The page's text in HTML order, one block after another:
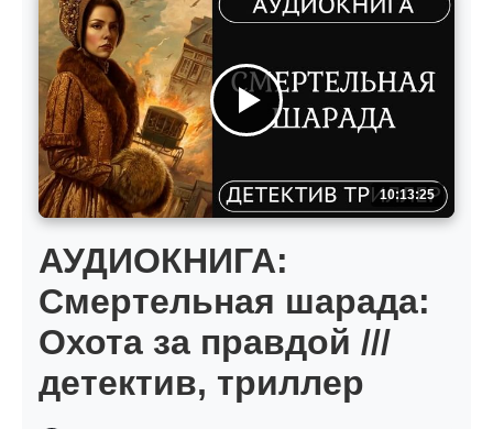
10:13:25
АУДИОКНИГА:
Смертельная шарада:
Охота за правдой ///
детектив, триллер